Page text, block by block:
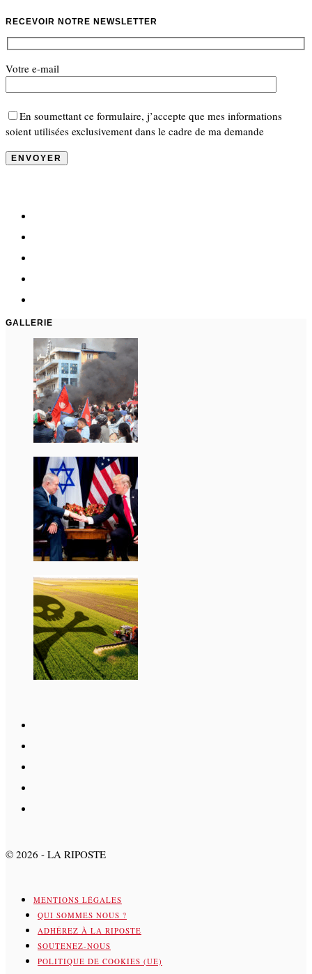
RECEVOIR NOTRE NEWSLETTER
Votre e-mail
En soumettant ce formulaire, j’accepte que mes informations
soient utilisées exclusivement dans le cadre de ma demande
GALLERIE
© 2026 - LA RIPOSTE
MENTIONS LÉGALES
QUI SOMMES NOUS ?
ADHÉREZ À LA RIPOSTE
SOUTENEZ-NOUS
POLITIQUE DE COOKIES (UE)